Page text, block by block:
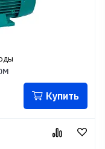
Купить